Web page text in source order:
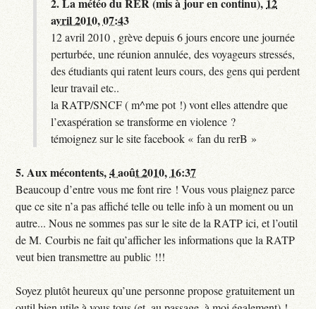
avril 2010, 07:43
12 avril 2010 , grève depuis 6 jours encore une journée
perturbée, une réunion annulée, des voyageurs stressés,
des étudiants qui ratent leurs cours, des gens qui perdent
leur travail etc..
la RATP/SNCF ( m^me pot !) vont elles attendre que
l’exaspération se transforme en violence ?
témoignez sur le site facebook « fan du rerB »
5.Aux mécontents,4 août 2010, 16:37
Beaucoup d’entre vous me font rire ! Vous vous plaignez parce
que ce site n’a pas affiché telle ou telle info à un moment ou un
autre... Nous ne sommes pas sur le site de la RATP ici, et l’outil
de M. Courbis ne fait qu’afficher les informations que la RATP
veut bien transmettre au public !!!
Soyez plutôt heureux qu’une personne propose gratuitement un